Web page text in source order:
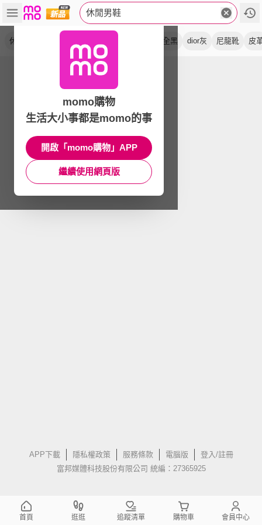
休閒男鞋
休閒鞋 全黑 dior灰 尼龍靴 皮
APP下載 隱私權政策 服務條款 電腦版
登入/註冊
富邦媒體科技股份有限公司 統編：27365925
momo購物
生活大小事都是momo的事
開啟「momo購物」APP
繼續使用網頁版
首頁 逛逛 追蹤清單 購物車 會員中心